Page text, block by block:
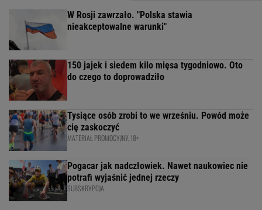
W Rosji zawrzało. "Polska stawia
nieakceptowalne warunki"
150 jajek i siedem kilo mięsa tygodniowo. Oto
do czego to doprowadziło
Tysiące osób zrobi to we wrześniu. Powód może
cię zaskoczyć
MATERIAŁ PROMOCYJNY, 18+
Pogacar jak nadczłowiek. Nawet naukowiec nie
potrafi wyjaśnić jednej rzeczy
SUBSKRYPCJA